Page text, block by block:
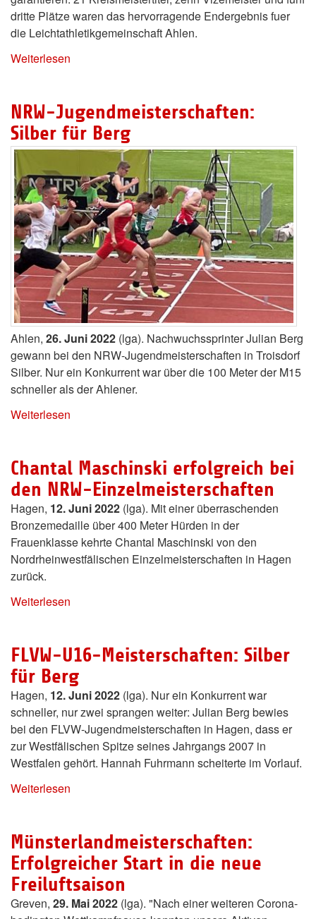
dritte Plätze waren das hervorragende Endergebnis fuer
die Leichtathletikgemeinschaft Ahlen.
Weiterlesen
NRW-Jugendmeisterschaften:
Silber für Berg
Ahlen, 26. Juni 2022 (lga). Nachwuchssprinter Julian Berg
gewann bei den NRW-Jugendmeisterschaften in Troisdorf
Silber. Nur ein Konkurrent war über die 100 Meter der M15
schneller als der Ahlener.
Weiterlesen
Chantal Maschinski erfolgreich bei
den NRW-Einzelmeisterschaften
Hagen, 12. Juni 2022 (lga). Mit einer überraschenden
Bronzemedaille über 400 Meter Hürden in der
Frauenklasse kehrte Chantal Maschinski von den
Nordrheinwestfälischen Einzelmeisterschaften in Hagen
zurück.
Weiterlesen
FLVW-U16-Meisterschaften: Silber
für Berg
Hagen, 12. Juni 2022 (lga). Nur ein Konkurrent war
schneller, nur zwei sprangen weiter: Julian Berg bewies
bei den FLVW-Jugendmeisterschaften in Hagen, dass er
zur Westfälischen Spitze seines Jahrgangs 2007 in
Westfalen gehört. Hannah Fuhrmann scheiterte im Vorlauf.
Weiterlesen
Münsterlandmeisterschaften:
Erfolgreicher Start in die neue
Freiluftsaison
Greven, 29. Mai 2022 (lga). "Nach einer weiteren Corona-